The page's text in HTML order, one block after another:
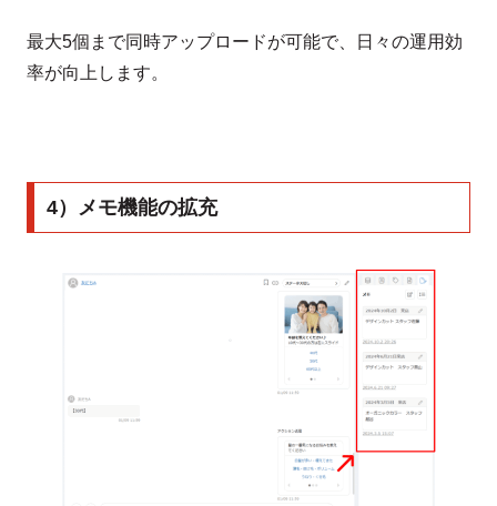
最大5個まで同時アップロードが可能で、日々の運用効
率が向上します。
4）メモ機能の拡充